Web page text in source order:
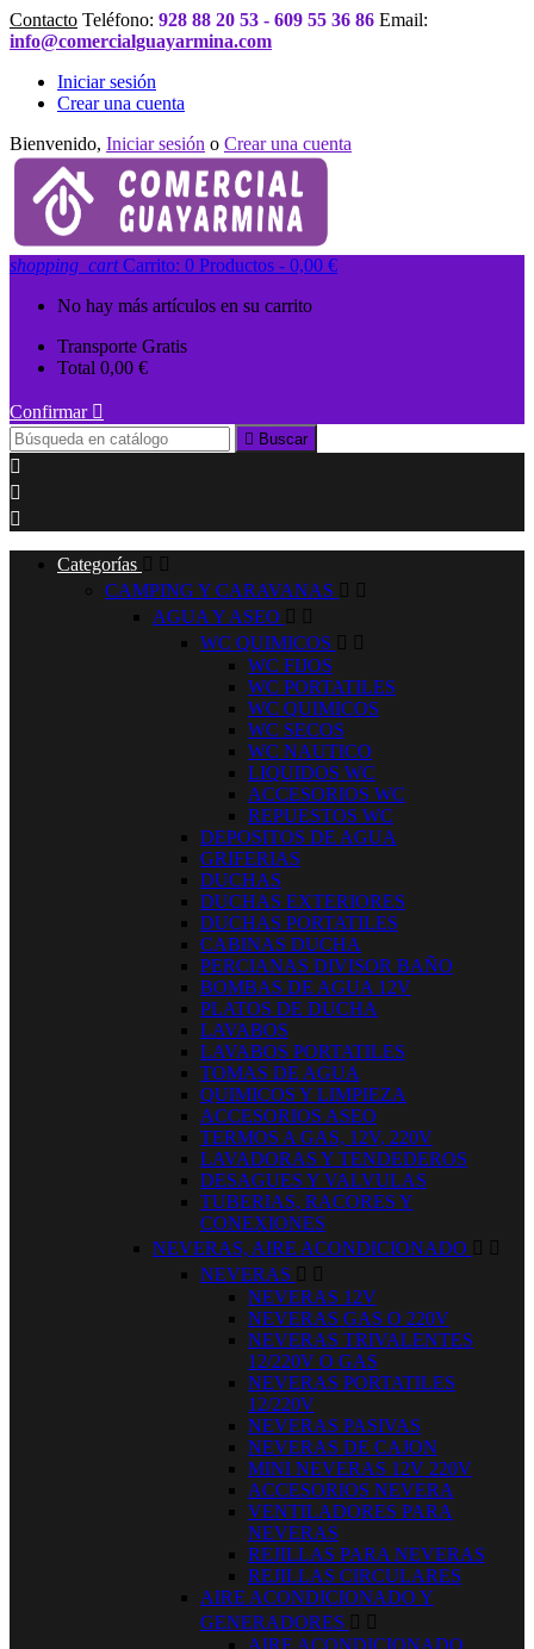
Contacto Teléfono: 928 88 20 53 - 609 55 36 86 Email:
info@comercialguayarmina.com
Iniciar sesión
Crear una cuenta
Bienvenido, Iniciar sesión o Crear una cuenta
shopping_cart Carrito: 0 Productos - 0,00 €
No hay más artículos en su carrito
Transporte Gratis
Total 0,00 €
Confirmar 
 Buscar



Categorías  
CAMPING Y CARAVANAS  
AGUA Y ASEO  
WC QUIMICOS  
WC FIJOS
WC PORTATILES
WC QUIMICOS
WC SECOS
WC NAUTICO
LIQUIDOS WC
ACCESORIOS WC
REPUESTOS WC
DEPOSITOS DE AGUA
GRIFERIAS
DUCHAS
DUCHAS EXTERIORES
DUCHAS PORTATILES
CABINAS DUCHA
PERCIANAS DIVISOR BAÑO
BOMBAS DE AGUA 12V
PLATOS DE DUCHA
LAVABOS
LAVABOS PORTATILES
TOMAS DE AGUA
QUIMICOS Y LIMPIEZA
ACCESORIOS ASEO
TERMOS A GAS, 12V, 220V
LAVADORAS Y TENDEDEROS
DESAGUES Y VALVULAS
TUBERIAS, RACORES Y
CONEXIONES
NEVERAS, AIRE ACONDICIONADO  
NEVERAS  
NEVERAS 12V
NEVERAS GAS O 220V
NEVERAS TRIVALENTES
12/220V O GAS
NEVERAS PORTATILES
12/220V
NEVERAS PASIVAS
NEVERAS DE CAJON
MINI NEVERAS 12V 220V
ACCESORIOS NEVERA
VENTILADORES PARA
NEVERAS
REJILLAS PARA NEVERAS
REJILLAS CIRCULARES
AIRE ACONDICIONADO Y
GENERADORES  
AIRE ACONDICIONADO